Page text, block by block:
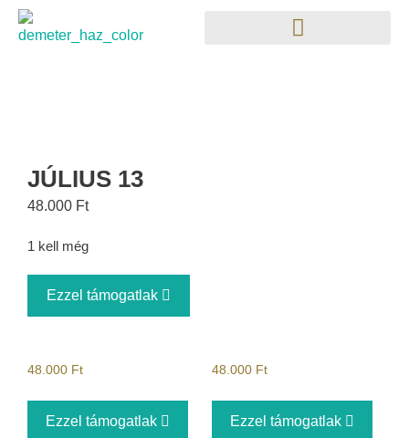
JÚLIUS 13
48.000 Ft
1 kell még
Ezzel támogatlak
48.000 Ft
Ezzel támogatlak
48.000 Ft
Ezzel támogatlak